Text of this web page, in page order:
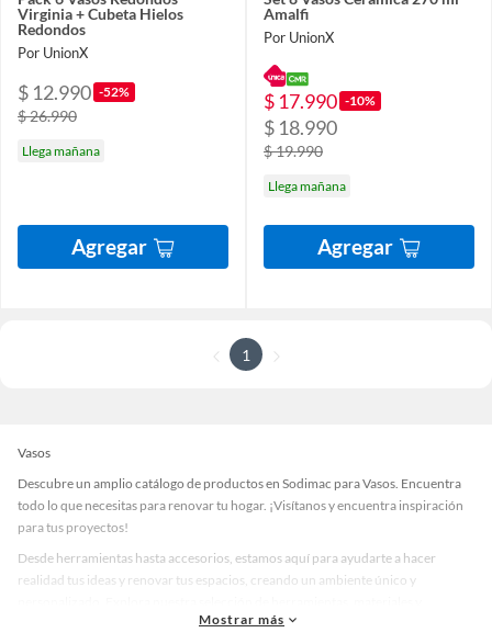
Virginia + Cubeta Hielos
Redondos
Por UnionX
$ 12.990 -52%
$ 26.990
Llega mañana
Agregar
Amalfi
Por UnionX
$ 17.990 -10%
$ 18.990
$ 19.990
Llega mañana
Agregar
1
Vasos
Descubre un amplio catálogo de productos en Sodimac para Vasos. Encuentra
todo lo que necesitas para renovar tu hogar. ¡Visítanos y encuentra inspiración
para tus proyectos!
Desde herramientas hasta accesorios, estamos aquí para ayudarte a hacer
realidad tus ideas y renovar tus espacios, creando un ambiente único y
accesorios de calidad que te ayudarán a crear un espacio más tú.
Mostrar más